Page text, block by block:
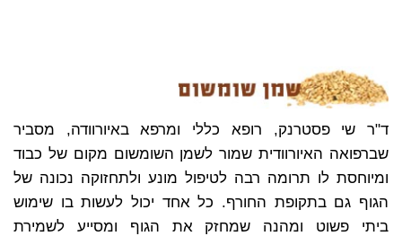
ד"ר שי פסטרנק, רופא כללי ומרפא באיורוודה, מסביר
שברפואה האיורוודית שמור לשמן השומשום מקום של כבוד
ומיוחסת לו תרומה רבה לטיפול מונע ולתחזוקה נכונה של
הגוף גם בתקופת החורף. כל אחד יכול לעשות בו שימוש
ביתי פשוט ומהנה שמחזק את הגוף ומסייע לשמירת